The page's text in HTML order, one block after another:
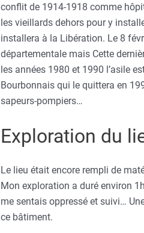
conflit de 1914-1918 comme
les vieillards dehors pour y
installera à la Libération. Le 8
départementale mais Cette
les années 1980 et 1990 l’asile
Bourbonnais qui le quittera en
sapeurs-pompiers…
Exploration du
Le lieu était encore rempli de
Mon exploration a duré environ
me sentais oppressé et suivi…
ce bâtiment.